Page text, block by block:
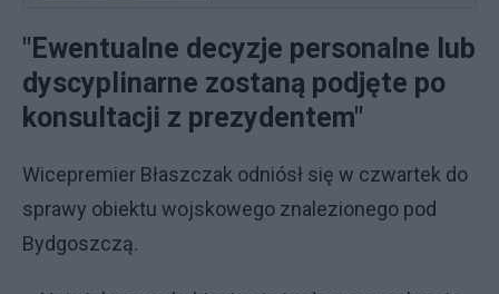
"Ewentualne decyzje personalne lub
dyscyplinarne zostaną podjęte po
konsultacji z prezydentem"
Wicepremier Błaszczak odniósł się w czwartek do
sprawy obiektu wojskowego znalezionego pod
Bydgoszczą.